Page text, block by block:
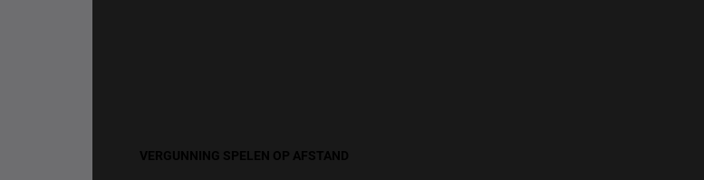
VERGUNNING SPELEN OP AFSTAND